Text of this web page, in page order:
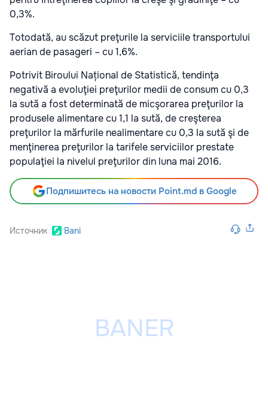
0,3%.
Totodată, au scăzut preţurile la serviciile transportului
aerian de pasageri – cu 1,6%.
Potrivit Biroului Național de Statistică, tendinţa
negativă a evoluţiei preţurilor medii de consum cu 0,3
la sută a fost determinată de micşorarea preţurilor la
produsele alimentare cu 1,1 la sută, de creşterea
preţurilor la mărfurile nealimentare cu 0,3 la sută şi de
menţinerea preţurilor la tarifele serviciilor prestate
populaţiei la nivelul preţurilor din luna mai 2016.
Подпишитесь на новости Point.md в Google
Источник Bani